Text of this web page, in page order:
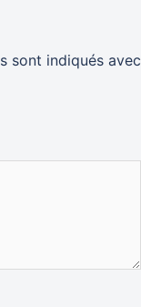
sont indiqués avec